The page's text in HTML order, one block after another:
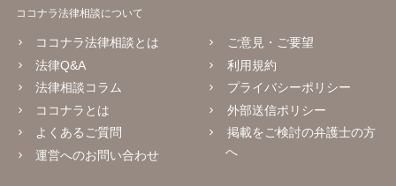
ココナラ法律相談について
ココナラ法律相談とは
法律Q&A
法律相談コラム
ココナラとは
よくあるご質問
運営へのお問い合わせ
ご意見・ご要望
利用規約
プライバシーポリシー
外部送信ポリシー
掲載をご検討の弁護士の方
へ